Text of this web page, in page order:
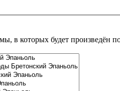
в которых будет произведён